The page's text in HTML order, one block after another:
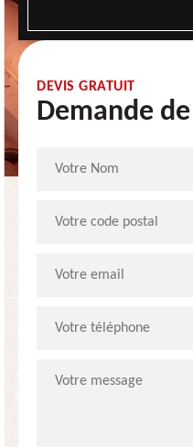
DEVIS GRATUIT
Demande